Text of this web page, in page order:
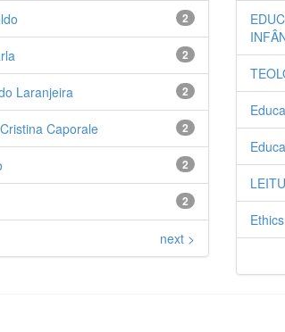
2
2
2
Laranjeira
2
Caporale
2
2
next >
Ethics